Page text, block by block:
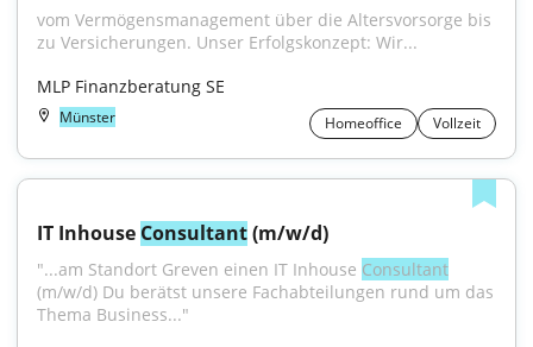
vom Vermögensmanagement über die Altersvorsorge bis
zu Versicherungen. Unser Erfolgskonzept: Wir...
MLP Finanzberatung SE
Münster Homeoffice Vollzeit
IT Inhouse Consultant (m/w/d)
"...am Standort Greven einen IT Inhouse Consultant
(m/w/d) Du berätst unsere Fachabteilungen rund um das
Thema Business..."